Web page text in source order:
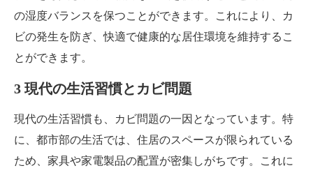
の湿度バランスを保つことができます。これにより、カ
ビの発生を防ぎ、快適で健康的な居住環境を維持するこ
とができます。
3 現代の生活習慣とカビ問題
現代の生活習慣も、カビ問題の一因となっています。特
に、都市部の生活では、住居のスペースが限られている
ため、家具や家電製品の配置が密集しがちです。これに